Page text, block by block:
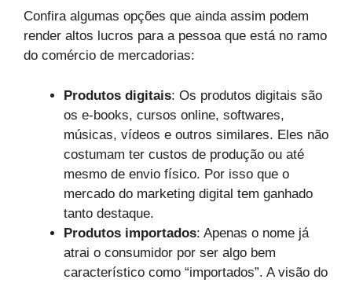
Confira algumas opções que ainda assim podem
render altos lucros para a pessoa que está no ramo
do comércio de mercadorias:
Produtos digitais: Os produtos digitais são
os e-books, cursos online, softwares,
músicas, vídeos e outros similares. Eles não
costumam ter custos de produção ou até
mesmo de envio físico. Por isso que o
mercado do marketing digital tem ganhado
tanto destaque.
Produtos importados: Apenas o nome já
atrai o consumidor por ser algo bem
característico como “importados”. A visão do